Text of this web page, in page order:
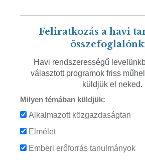
Feliratkozás a havi
Havi rendszerességű
választott programok friss
küldjük el neked.
Milyen témában küldjük:
Alkalmazott közgazdaságtan
Elmélet
Emberi erőforrás tanulmányok